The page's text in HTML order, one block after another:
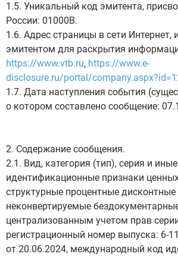
1.5. Уникальный код эмитента,
России: 01000В.
1.6. Адрес страницы в сети Интернет,
эмитентом для раскрытия
https://www.vtb.ru, https://www.e-
disclosure.ru/portal/
1.7. Дата наступления события
о котором составлено сообщение:
2. Содержание сообщения.
2.1. Вид, категория (тип), серия и иные
идентификационные признаки
структурные процентные дисконтные
неконвертируемые
централизованным учетом прав
регистрационный номер выпуска: 6-
от 20.06.2024, международный код